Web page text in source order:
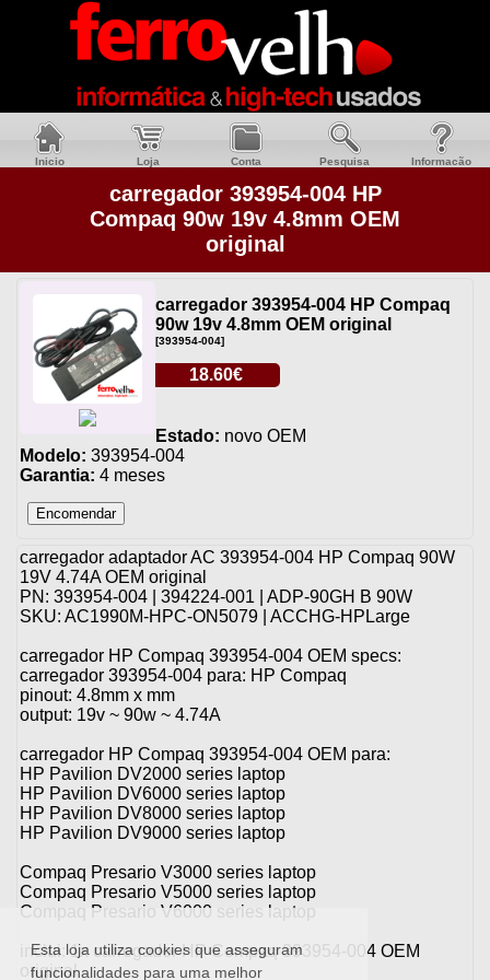
Esta loja utiliza cookies que asseguram
funcionalidades para uma melhor
Inicio Loja Conta Pesquisa Informacão
carregador 393954-004 HP
Compaq 90w 19v 4.8mm OEM
original
carregador 393954-004 HP Compaq
90w 19v 4.8mm OEM original
[393954-004]
18.60€
Estado: novo OEM
Modelo: 393954-004
Garantia: 4 meses
carregador adaptador AC 393954-004 HP Compaq 90W
19V 4.74A OEM original
PN: 393954-004 | 394224-001 | ADP-90GH B 90W
SKU: AC1990M-HPC-ON5079 | ACCHG-HPLarge
carregador HP Compaq 393954-004 OEM specs:
carregador 393954-004 para: HP Compaq
pinout: 4.8mm x mm
output: 19v ~ 90w ~ 4.74A
carregador HP Compaq 393954-004 OEM para:
HP Pavilion DV2000 series laptop
HP Pavilion DV6000 series laptop
HP Pavilion DV8000 series laptop
HP Pavilion DV9000 series laptop
Compaq Presario V3000 series laptop
Compaq Presario V5000 series laptop
Compaq Presario V6000 series laptop
inclui: 1x carregador HP Compaq 393954-004 OEM
original